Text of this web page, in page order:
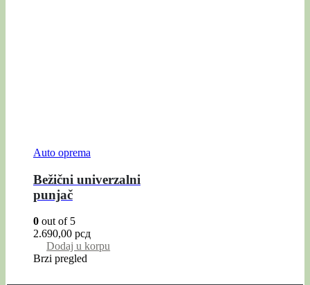
Auto oprema
Bežični univerzalni
punjač
0 out of 5
2.690,00 рсд
Dodaj u korpu
Brzi pregled